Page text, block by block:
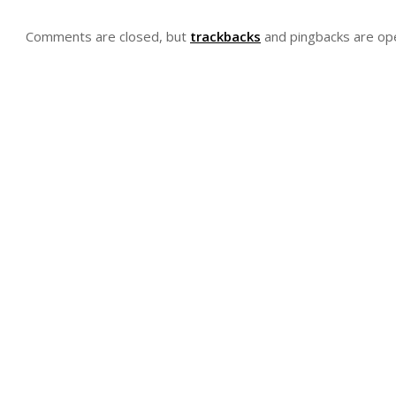
Comments are closed, but trackbacks and pingbacks are